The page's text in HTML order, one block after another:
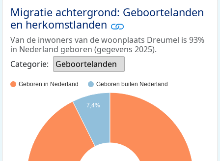
Migratie achtergrond: Geboortelanden
en herkomstlanden
Van de inwoners van de woonplaats Dreumel is 93%
in Nederland geboren (gegevens 2025).
Categorie:
Geboortelanden
Geboren in Nederland Geboren buiten Nederland
7,4%